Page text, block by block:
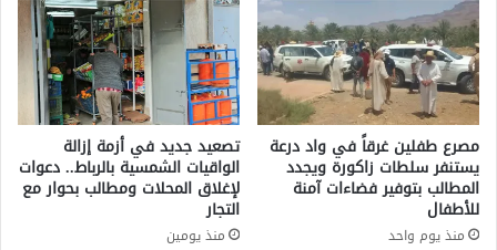
ا
ن
ي
ك
:
ت
ح
د
ي
ا
ب
ا
ل
ت
د
خ
ل
ا
ل
ع
مصرع طفلين غرقاً في واد درعة
يستنفر سلطات زاكورة ويجدد
المطالب بتوفير فضاءات آمنة
للأطفال
منذ يوم واحد
تصعيد جديد في أزمة إزالة
الواقيات الشمسية بالرباط.. دعوات
لإغلاق المحلات ومطالب بحوار مع
التجار
منذ يومين